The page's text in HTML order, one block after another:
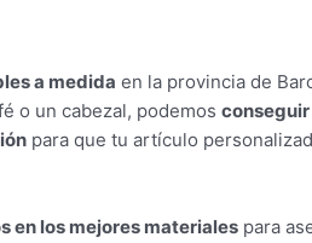
a medida en la provincia de
o un cabezal, podemos conseguir
para que tu artículo
en los mejores materiales para